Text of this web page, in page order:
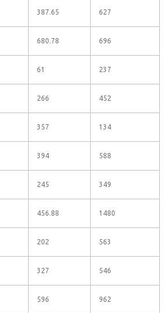
387.65 627
680.78 696
61 237
266 452
357 134
394 588
245 349
456.88 1480
202 563
327 546
596 962